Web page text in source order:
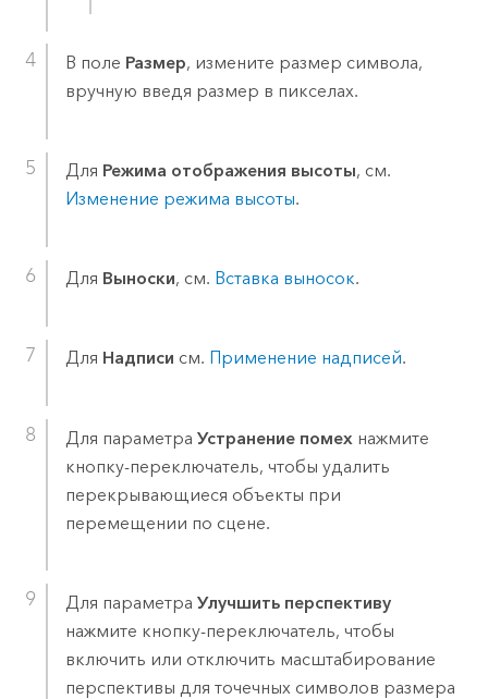
В поле Размер, измените размер символа,
вручную введя размер в пикселах.
Для Режима отображения высоты, см.
Изменение режима высоты.
Для Выноски, см. Вставка выносок.
Для Надписи см. Применение надписей.
Для параметра Устранение помех нажмите
кнопку-переключатель, чтобы удалить
перекрывающиеся объекты при
перемещении по сцене.
Для параметра Улучшить перспективу
нажмите кнопку-переключатель, чтобы
включить или отключить масштабирование
перспективы для точечных символов размера